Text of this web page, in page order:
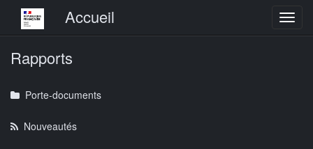
Menu principalAccueil
Rapports
Porte-documents
Nouveautés